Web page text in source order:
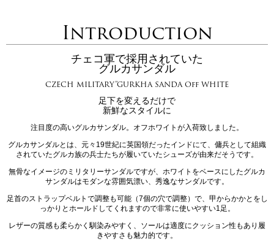
Introduction
チェコ軍で採用されていた
グルカサンダル
CZECH MILITARY”GURKHA SANDA Off WHITE
足下を変えるだけで
新鮮なスタイルに
注目度の高いグルカサンダル。オフホワイトが入荷致しました。
グルカサンダルとは、元々19世紀に英国領だったインドにて、傭兵として組織
されていたグルカ族の兵士たちが履いていたシューズが由来だそうです。
無骨なイメージのミリタリーサンダルですが、ホワイトをベースにしたグルカ
サンダルはモダンな雰囲気漂い、秀逸なサンダルです。
足首のストラップベルトで調整も可能（7個の穴で調整）で、甲からかかとをし
っかりとホールドしてくれますので非常に使いやすい1足。
レザーの質感も柔らかく馴染みやすく、ソールは適度にクッション性もあり履
きやすさも魅力的です。